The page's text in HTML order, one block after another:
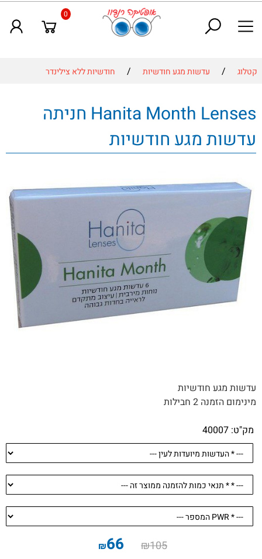
0
קטלוג / עדשות מגע חודשיות / חודשיות ללא צילינדר
Hanita Month Lenses חניתה
עדשות מגע חודשיות
עדשות מגע חודשיות
מינימום הזמנה 2 חבילות
מק"ט: 40007
₪105
₪66